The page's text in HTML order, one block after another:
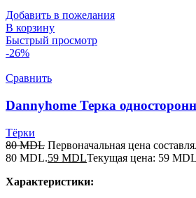
Добавить в пожелания
В корзину
Быстрый просмотр
-26%
Сравнить
Dannyhome Терка
Тёрки
80MDL Первоначальная цена
80 MDL.59 MDLТекущая цена: 59
Характеристики: